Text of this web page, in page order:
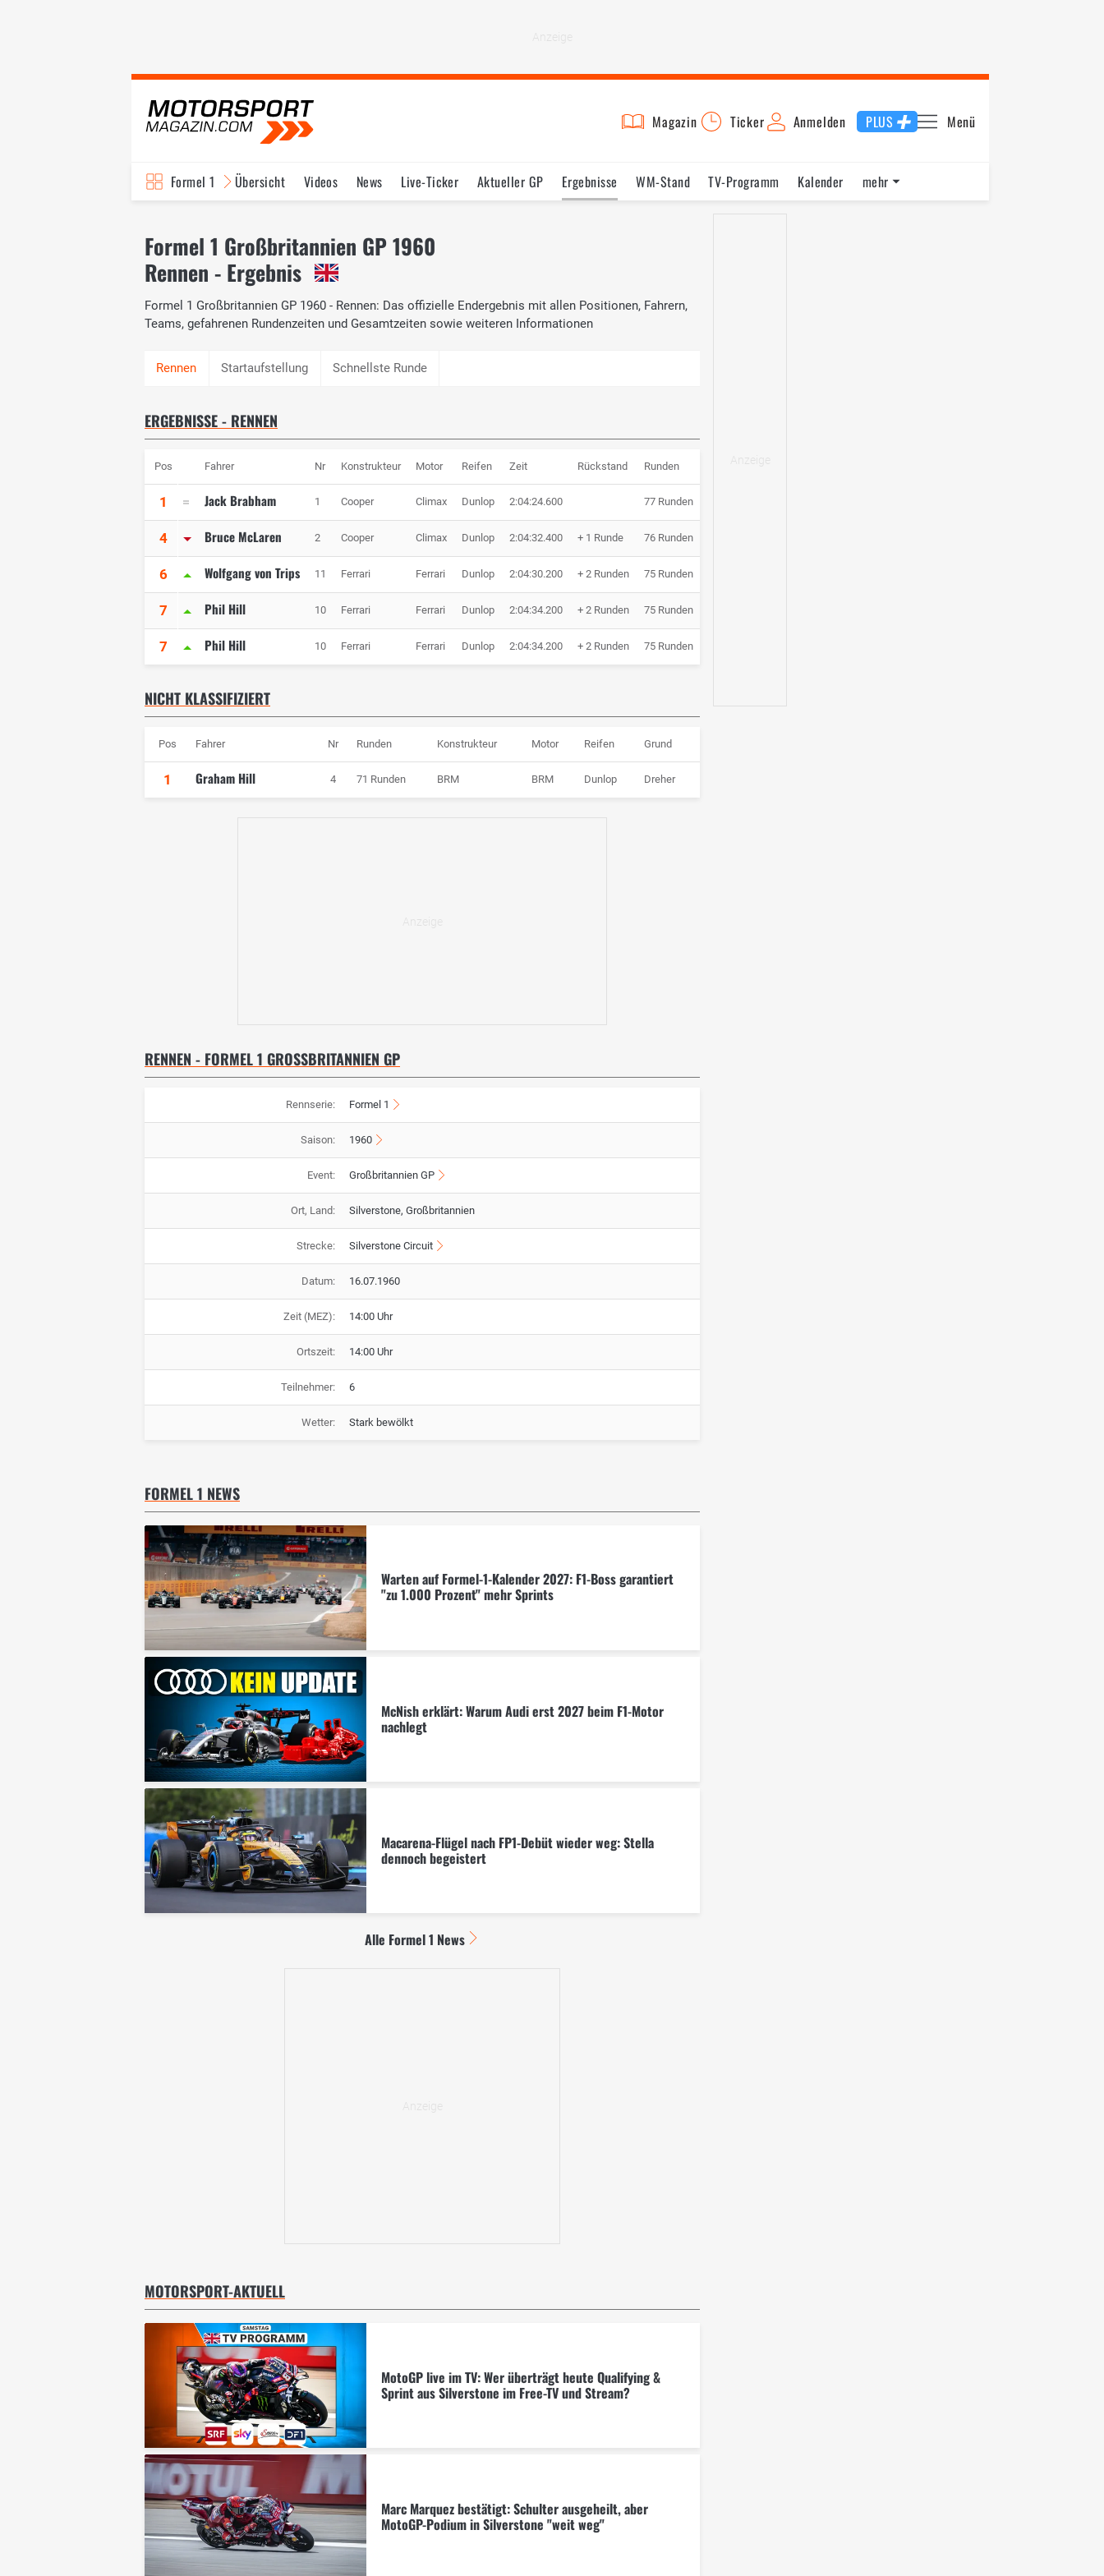
Magazin Ticker Anmelden PLUS Menü
Formel 1 Übersicht Videos News Live-Ticker Aktueller GP Ergebnisse WM-Stand TV-Programm
Kalender
mehr
Formel 1 Großbritannien GP 1960
Rennen - Ergebnis
Formel 1 Großbritannien GP 1960 - Rennen: Das offizielle Endergebnis mit allen Positionen, Fahrern,
Teams, gefahrenen Rundenzeiten und Gesamtzeiten sowie weiteren Informationen
Startaufstellung Schnellste Runde
ERGEBNISSE - RENNEN
Pos Fahrer Nr Konstrukteur Motor Reifen Zeit Rückstand Runden
1 Jack Brabham 1 Cooper Climax Dunlop 2:04:24.600 77 Runden
4 Bruce McLaren 2 Cooper Climax Dunlop 2:04:32.400 + 1 Runde 76 Runden
6 Wolfgang von Trips 11 Ferrari Ferrari Dunlop 2:04:30.200 + 2 Runden 75 Runden
7 Phil Hill 10 Ferrari Ferrari Dunlop 2:04:34.200 + 2 Runden 75 Runden
7 Phil Hill 10 Ferrari Ferrari Dunlop 2:04:34.200 + 2 Runden 75 Runden
NICHT KLASSIFIZIERT
Pos Fahrer Nr Runden Konstrukteur Motor Reifen Grund
1 Graham Hill 4 71 Runden BRM BRM Dunlop Dreher
RENNEN - FORMEL 1 GROSSBRITANNIEN GP
Rennserie: Formel 1
Saison: 1960
Event: Großbritannien GP
Ort, Land: Silverstone, Großbritannien
Strecke: Silverstone Circuit
Datum: 16.07.1960
Zeit (MEZ): 14:00 Uhr
Ortszeit: 14:00 Uhr
Teilnehmer: 6
Wetter: Stark bewölkt
FORMEL 1 NEWS
Warten auf Formel-1-Kalender 2027: F1-Boss garantiert
"zu 1.000 Prozent" mehr Sprints
McNish erklärt: Warum Audi erst 2027 beim F1-Motor
nachlegt
Macarena-Flügel nach FP1-Debüt wieder weg: Stella
dennoch begeistert
Alle Formel 1 News
MOTORSPORT-AKTUELL
MotoGP live im TV: Wer überträgt heute Qualifying &
Sprint aus Silverstone im Free-TV und Stream?
Marc Marquez bestätigt: Schulter ausgeheilt, aber
MotoGP-Podium in Silverstone "weit weg"